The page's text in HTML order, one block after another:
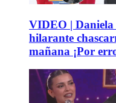
VIDEO |
hilarante
mañana ¡Por